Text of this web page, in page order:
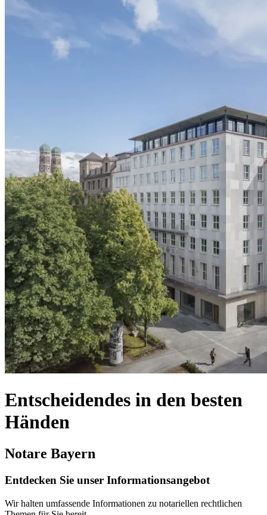
Entscheidendes in den besten
Händen
Notare Bayern
Entdecken Sie unser Informationsangebot
Wir halten umfassende Informationen zu notariellen rechtlichen